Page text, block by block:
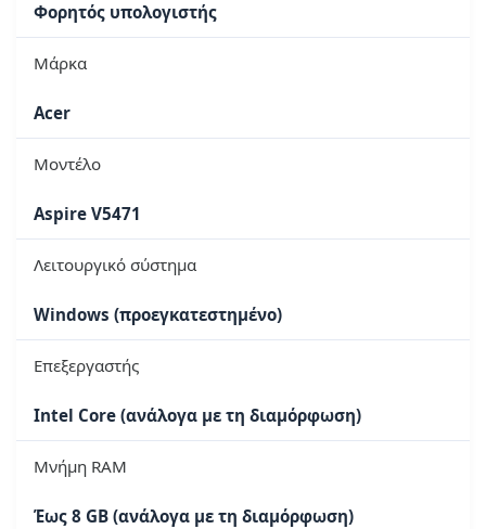
Φορητός υπολογιστής
Μάρκα
Acer
Μοντέλο
Aspire V5471
Λειτουργικό σύστημα
Windows (προεγκατεστημένο)
Επεξεργαστής
Intel Core (ανάλογα με τη διαμόρφωση)
Μνήμη RAM
Έως 8 GB (ανάλογα με τη διαμόρφωση)